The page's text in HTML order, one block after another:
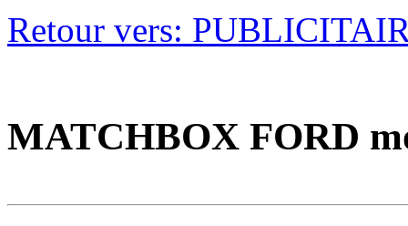
Retour vers:
MATCHBOX FORD